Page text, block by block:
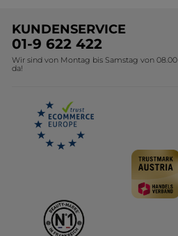
Geschenkideen Yves Rocher
Kollektion Monoi Yves Rocher
Umweltstiftung YR
Affiliate Programm
KUNDENSERVICE
01-9 622 422
Wir sind von Montag bis Samstag von
da!